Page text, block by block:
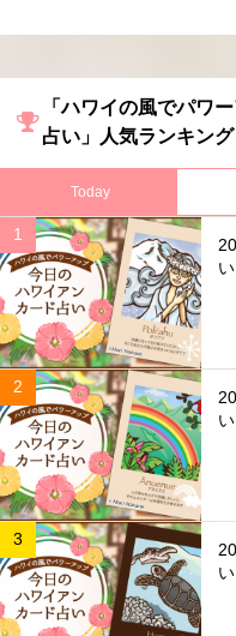
「ハワイの風でパワ
占い」人気ランキング
Today
い
い
い